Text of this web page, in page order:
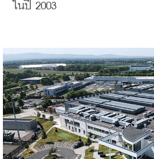
ในปี 2003